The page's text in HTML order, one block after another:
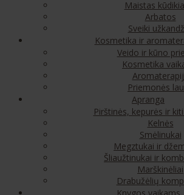
Maistas
Arbatos
Sveiki
Kosmetika ir
Veido ir kūno
Kosmetika
Priemonės
Apranga
Pirštinės, kepurės ir
Kelnės
Smėlinukai
Megztukai ir
Šliaužtinukai ir
Marškinėliai
Drabužėlių
Knygos vaikams